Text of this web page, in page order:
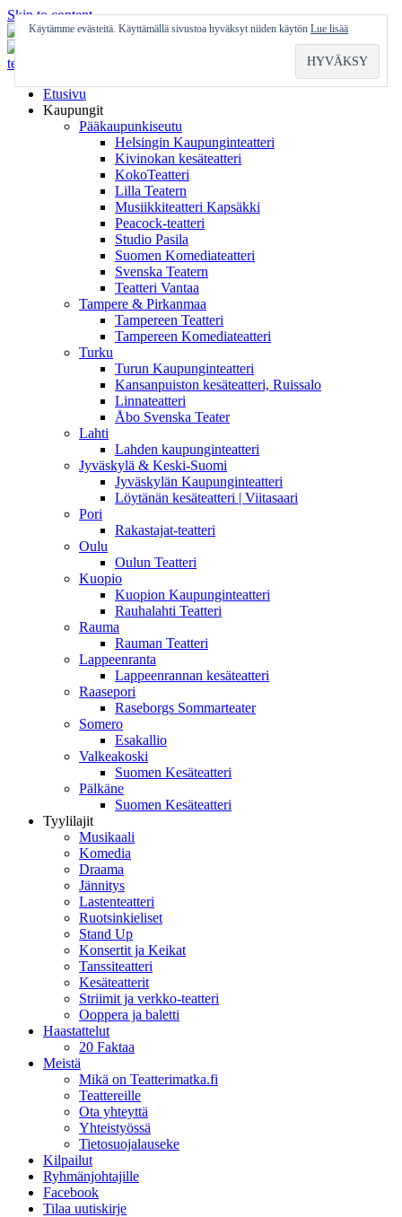
Skip to content
Etusivu
Kaupungit
Pääkaupunkiseutu
Helsingin Kaupunginteatteri
Kivinokan kesäteatteri
KokoTeatteri
Lilla Teatern
Musiikkiteatteri Kapsäkki
Peacock-teatteri
Studio Pasila
Suomen Komediateatteri
Svenska Teatern
Teatteri Vantaa
Tampere & Pirkanmaa
Tampereen Teatteri
Tampereen Komediateatteri
Turku
Turun Kaupunginteatteri
Kansanpuiston kesäteatteri, Ruissalo
Linnateatteri
Åbo Svenska Teater
Lahti
Lahden kaupunginteatteri
Jyväskylä & Keski-Suomi
Jyväskylän Kaupunginteatteri
Löytänän kesäteatteri | Viitasaari
Pori
Rakastajat-teatteri
Oulu
Oulun Teatteri
Kuopio
Kuopion Kaupunginteatteri
Rauhalahti Teatteri
Rauma
Rauman Teatteri
Lappeenranta
Lappeenrannan kesäteatteri
Raasepori
Raseborgs Sommarteater
Somero
Esakallio
Valkeakoski
Suomen Kesäteatteri
Pälkäne
Suomen Kesäteatteri
Tyylilajit
Musikaali
Komedia
Draama
Jännitys
Lastenteatteri
Ruotsinkieliset
Stand Up
Konsertit ja Keikat
Tanssiteatteri
Kesäteatterit
Striimit ja verkko-teatteri
Ooppera ja baletti
Haastattelut
20 Faktaa
Meistä
Mikä on Teatterimatka.fi
Teattereille
Ota yhteyttä
Yhteistyössä
Tietosuojalauseke
Kilpailut
Ryhmänjohtajille
Facebook
Tilaa uutiskirje
Käytämme evästeitä. Käyttämällä sivustoa hyväksyt niiden käytön Lue lisää